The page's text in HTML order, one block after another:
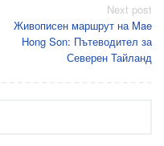
Next post
Живописен маршрут на Mae
Hong Son: Пътеводител за
Северен Тайланд